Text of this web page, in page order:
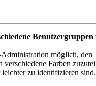
möglich, den
verschiedene Farben
zu identifizieren sind.